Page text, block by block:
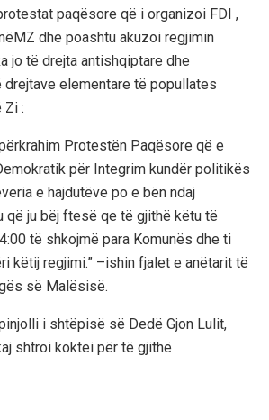
paqësore që i organizoi FDI ,
dhe poashtu akuzoi regjimin
jo të drejta antishqiptare dhe
elementare të popullates
Zi :
Protestën Paqësore që e
për Integrim kundër politikës
e hajdutëve po e bën ndaj
që ju bëj ftesë qe të gjithë këtu të
të shkojmë para Komunës dhe ti
këtij regjimi.” –ishin fjalet e anëtarit të
së Malësisë.
i shtëpisë së Dedë Gjon Lulit,
shtroi koktei për të gjithë